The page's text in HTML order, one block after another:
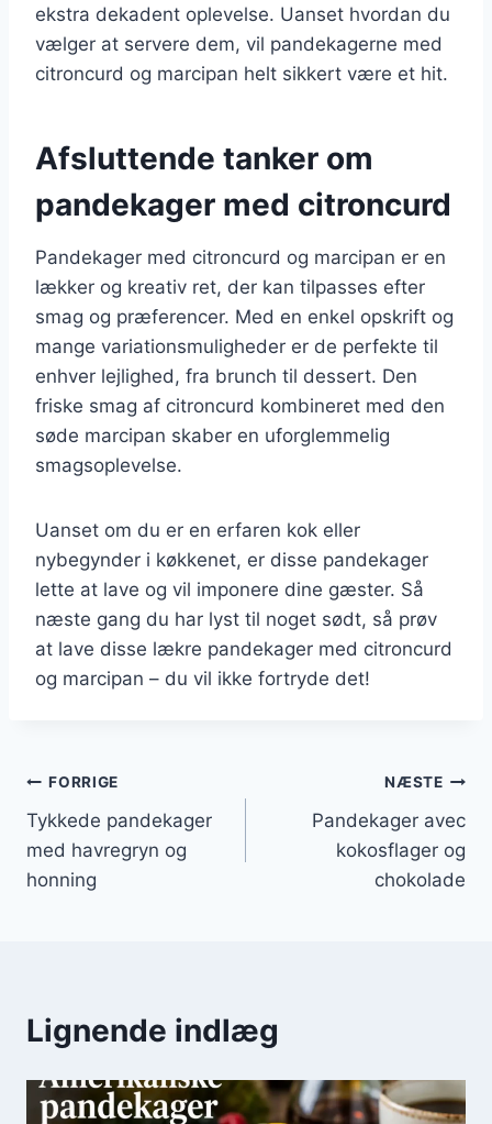
ekstra dekadent oplevelse. Uanset hvordan du
vælger at servere dem, vil pandekagerne med
citroncurd og marcipan helt sikkert være et hit.
Afsluttende tanker om
pandekager med citroncurd
Pandekager med citroncurd og marcipan er en
lækker og kreativ ret, der kan tilpasses efter
smag og præferencer. Med en enkel opskrift og
mange variationsmuligheder er de perfekte til
enhver lejlighed, fra brunch til dessert. Den
friske smag af citroncurd kombineret med den
søde marcipan skaber en uforglemmelig
smagsoplevelse.
Uanset om du er en erfaren kok eller
nybegynder i køkkenet, er disse pandekager
lette at lave og vil imponere dine gæster. Så
næste gang du har lyst til noget sødt, så prøv
at lave disse lækre pandekager med citroncurd
og marcipan – du vil ikke fortryde det!
Indlægsnavigation
FORRIGE
Tykkede pandekager
med havregryn og
honning
NÆSTE
Pandekager avec
kokosflager og
chokolade
Lignende indlæg